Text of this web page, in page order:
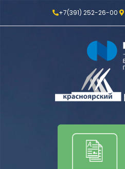
+7(391) 252-26-00